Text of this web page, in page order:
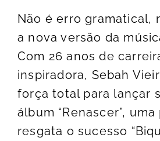
Não é erro gramatical,
a nova versão da
Com 26 anos de
inspiradora, Sebah
força total para lançar
álbum “Renascer”,
resgata o sucesso